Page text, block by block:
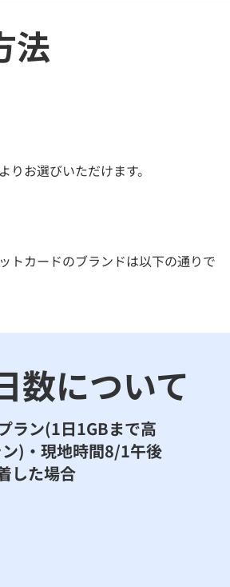
法
りお選びいただけます。
トカードのブランドは以下の通りで
数について
ラン(1日1GBまで高
)・現地時間8/1午後
した場合